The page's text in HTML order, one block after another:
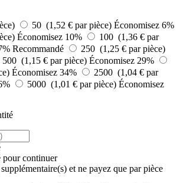
50 (1,52 € par pièce) Économisez 6%
Économisez 10%
100 (1,36 € par
Recommandé
250 (1,25 € par pièce)
500 (1,15 € par pièce) Économisez 29%
Économisez 34%
2500 (1,04 € par
5000 (1,01 € par pièce) Économisez
pour continuer
et ne payez que par pièce